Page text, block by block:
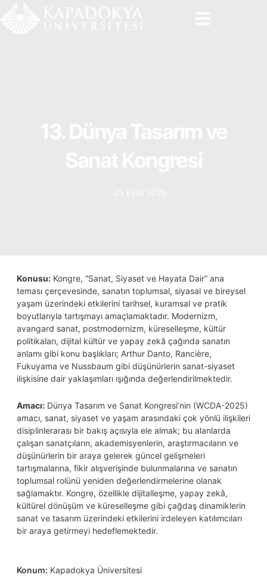
Konusu: Kongre, “Sanat, Siyaset ve Hayata Dair” ana
teması çerçevesinde, sanatın toplumsal, siyasal ve bireysel
yaşam üzerindeki etkilerini tarihsel, kuramsal ve pratik
boyutlarıyla tartışmayı amaçlamaktadır. Modernizm,
avangard sanat, postmodernizm, küreselleşme, kültür
politikaları, dijital kültür ve yapay zekâ çağında sanatın
anlamı gibi konu başlıkları; Arthur Danto, Rancière,
Fukuyama ve Nussbaum gibi düşünürlerin sanat-siyaset
ilişkisine dair yaklaşımları ışığında değerlendirilmektedir.
Amacı: Dünya Tasarım ve Sanat Kongresi’nin (WCDA-2025)
amacı, sanat, siyaset ve yaşam arasındaki çok yönlü ilişkileri
disiplinlerarası bir bakış açısıyla ele almak; bu alanlarda
çalışan sanatçıların, akademisyenlerin, araştırmacıların ve
düşünürlerin bir araya gelerek güncel gelişmeleri
tartışmalarına, fikir alışverişinde bulunmalarına ve sanatın
toplumsal rolünü yeniden değerlendirmelerine olanak
sağlamaktır. Kongre, özellikle dijitalleşme, yapay zekâ,
kültürel dönüşüm ve küreselleşme gibi çağdaş dinamiklerin
sanat ve tasarım üzerindeki etkilerini irdeleyen katılımcıları
bir araya getirmeyi hedeflemektedir.
Konum: Kapadokya Üniversitesi